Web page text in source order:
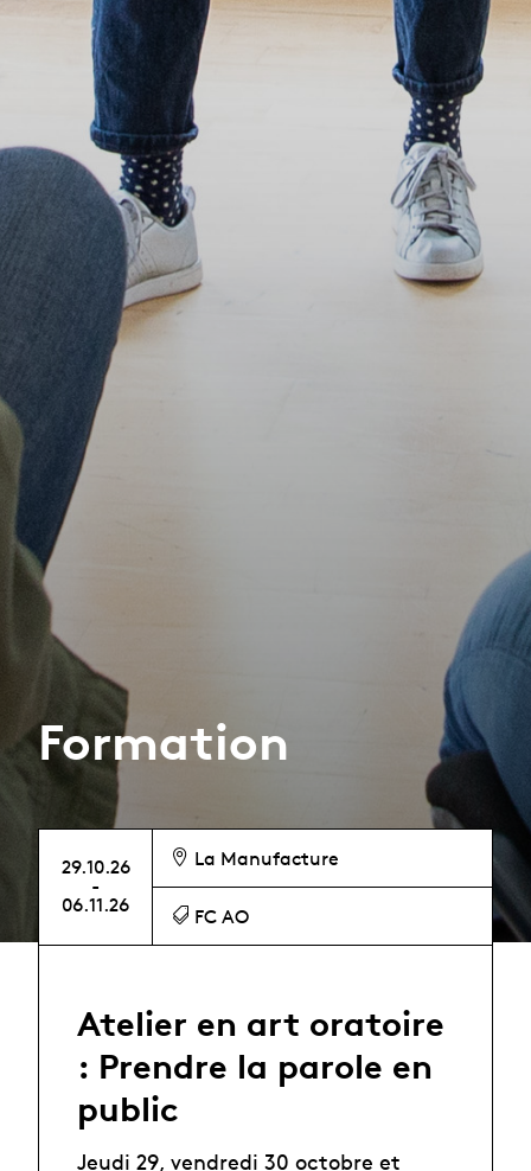
Formation
29.10.26
-
06.11.26
La Manufacture
FC AO
Atelier en art oratoire
: Prendre la parole en
public
Jeudi 29, vendredi 30 octobre et